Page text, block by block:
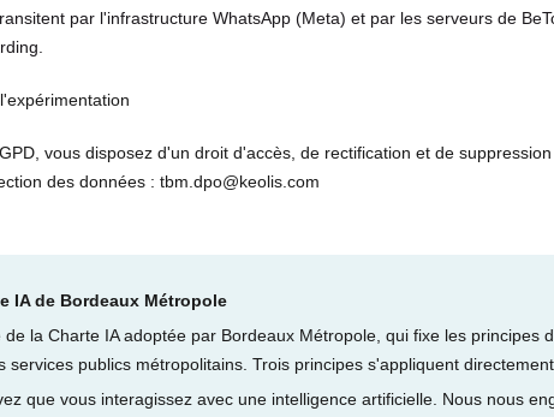
par l'infrastructure WhatsApp (Meta) et par les serveurs de
vous disposez d'un droit d'accès, de rectification et de
des données : tbm.dpo@keolis.com
IA de Bordeaux Métropole
la Charte IA adoptée par Bordeaux Métropole, qui fixe les principes
services publics métropolitains. Trois principes s'appliquent
que vous interagissez avec une intelligence artificielle. Nous nous